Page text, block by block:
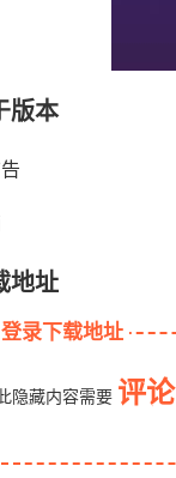
版本
地址
登录下载地址
隐藏内容需要 评论